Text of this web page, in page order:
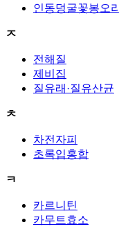
인동덩굴꽃봉오리
ㅈ
전해질
제비집
질유래·질유산균
ㅊ
차전자피
초록입홍합
ㅋ
카르니틴
카무트효소